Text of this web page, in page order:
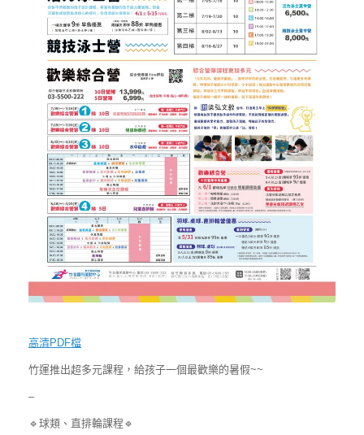
高清PDF檔
竹運推出超多元課程，給孩子一個最歡樂的暑假~~
–
🔹球類、直排輪課程🔹